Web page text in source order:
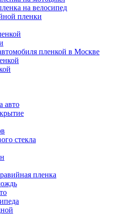
на велосипед
пленки
пленкой в Москве
авто
стекла
пленка